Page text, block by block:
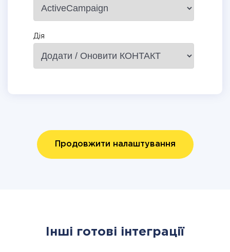
Дія
Продовжити налаштування
Інші готові інтеграції